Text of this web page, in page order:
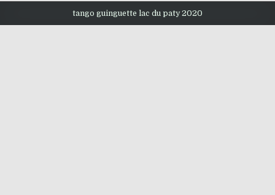
tango guinguette lac du paty 2020